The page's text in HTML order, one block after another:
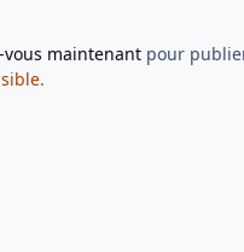
vous maintenantpour